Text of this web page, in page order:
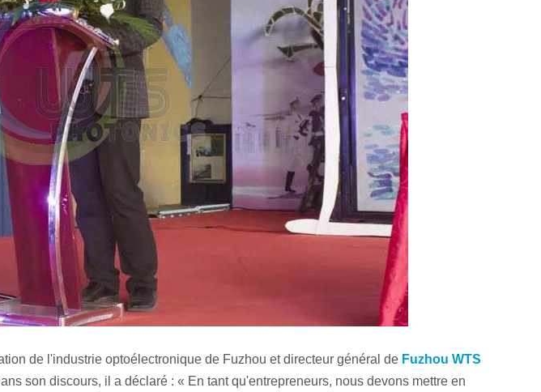
de l'industrie optoélectronique de Fuzhou et directeur général de Fuzhou WTS
son discours, il a déclaré : « En tant qu'entrepreneurs, nous devons mettre en